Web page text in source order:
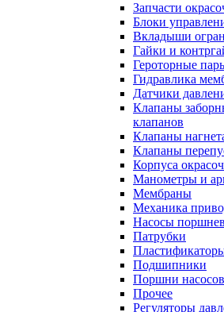
Запчасти
Блоки
Вкладыши
Гайки и
Героторные
Гидравлика
Датчики
Клапаны
клапанов
Клапаны
Клапаны
Корпуса
Манометры и
Мембраны
Механика
Насосы
Патрубки
Подшипники
Поршни насосов
Прочее
Регуляторы